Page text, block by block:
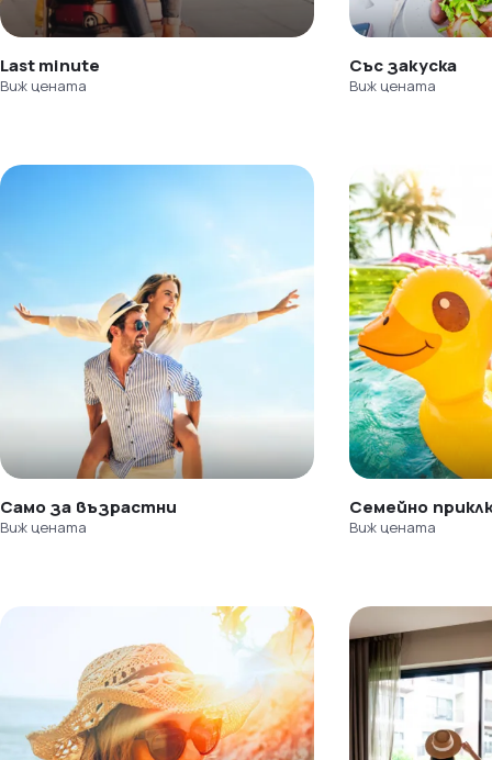
Last minute
Виж цената
Със закуска
Виж цената
Само за възрастни
Виж цената
Семейно
Виж цената